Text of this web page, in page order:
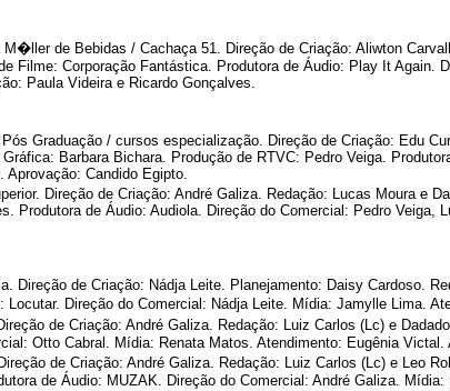
de Bebidas / Cachaça 51. Direção de Criação: Aliwton
Filme: Corporação Fantástica. Produtora de Áudio: Play It Again.
Paula Videira e Ricardo Gonçalves.
Graduação / cursos especialização. Direção de Criação: Edu
Barbara Bichara. Produção de RTVC: Pedro Veiga.
Candido Egipto.
Direção de Criação: André Galiza. Redação: Lucas Moura e
Produtora de Áudio: Audiola. Direção do Comercial: Pedro
Direção de Criação: Nádja Leite. Planejamento: Daisy Cardoso.
Direção do Comercial: Nádja Leite. Mídia: Jamylle Lima.
de Criação: André Galiza. Redação: Luiz Carlos (Lc) e
Otto Cabral. Mídia: Renata Matos. Atendimento: Eugênia Victal.
de Criação: André Galiza. Redação: Luiz Carlos (Lc) e Leo
de Áudio: MUZAK. Direção do Comercial: André Galiza.